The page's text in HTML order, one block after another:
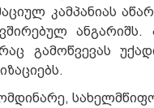
კამპანიას
გამოწვევას